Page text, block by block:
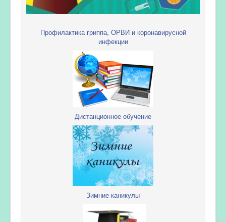
Профилактика гриппа, ОРВИ и коронавирусной
инфекции
Дистанционное обучение
Зимние каникулы